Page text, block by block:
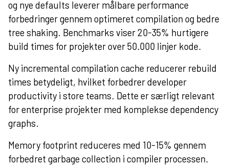
og nye defaults leverer målbare performance
forbedringer gennem optimeret compilation og bedre
tree shaking. Benchmarks viser 20-35% hurtigere
build times for projekter over 50.000 linjer kode.
Ny incremental compilation cache reducerer rebuild
times betydeligt, hvilket forbedrer developer
productivity i store teams. Dette er særligt relevant
for enterprise projekter med komplekse dependency
graphs.
Memory footprint reduceres med 10-15% gennem
forbedret garbage collection i compiler processen.